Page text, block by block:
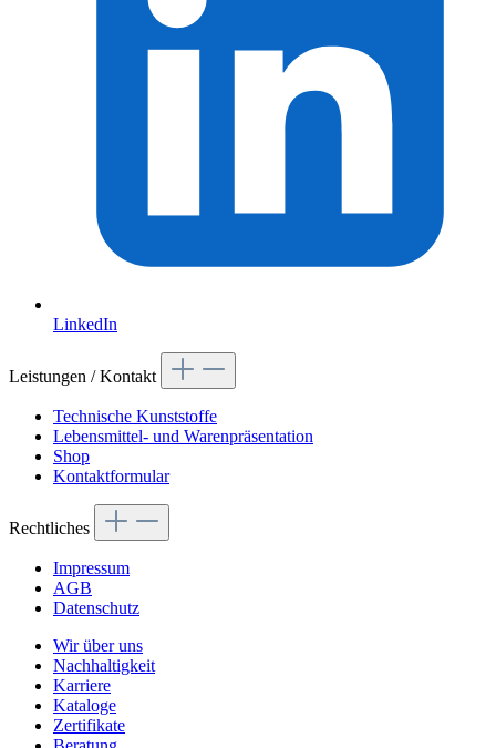
LinkedIn
Leistungen / Kontakt
Technische Kunststoffe
Lebensmittel- und Warenpräsentation
Shop
Kontaktformular
Rechtliches
Impressum
AGB
Datenschutz
Wir über uns
Nachhaltigkeit
Karriere
Kataloge
Zertifikate